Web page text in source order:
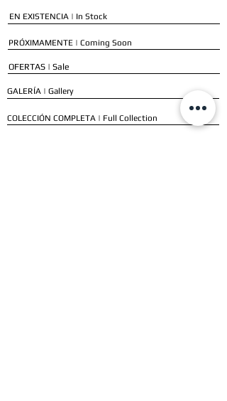
EN EXISTENCIA | In Stock
PRÓXIMAMENTE | Coming Soon
OFERTAS | Sale
GALERÍA | Gallery
COLECCIÓN COMPLETA | Full Collection